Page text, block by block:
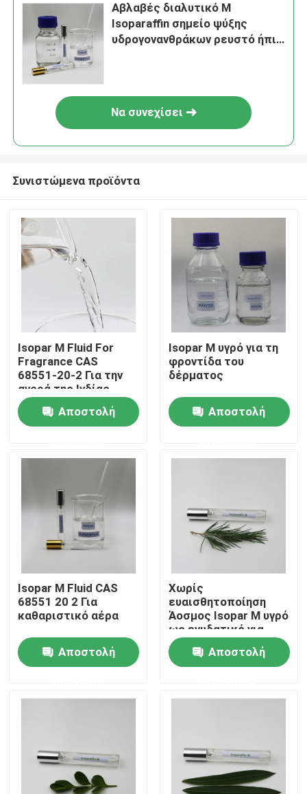
Σπίτι
Περίπου εμείς
Ποιοτικός έλεγχος
Μας ελάτε σε επαφή με
Ειδήσεις
Ρευστό Isoparaffin
Αβλαβές διαλυτικό Μ
Isoparaffin σημείο ψύξης
υδρογονανθράκων ρευστό ήπιο
Να συνεχίσει
Συνιστώμενα προϊόντα
Isopar M Fluid For
Fragrance CAS
68551-20-2 Για την
αγορά της Ινδίας
Αποστολή
Isopar M υγρό για τη
φροντίδα του
δέρματος
Αποστολή
Isopar M Fluid CAS
68551 20 2 Για
καθαριστικό αέρα
Αποστολή
Χωρίς
ευαισθητοποίηση
Άοσμος Isopar M υγρό
ως ενυδατικό για
καλλυντικά
Αποστολή